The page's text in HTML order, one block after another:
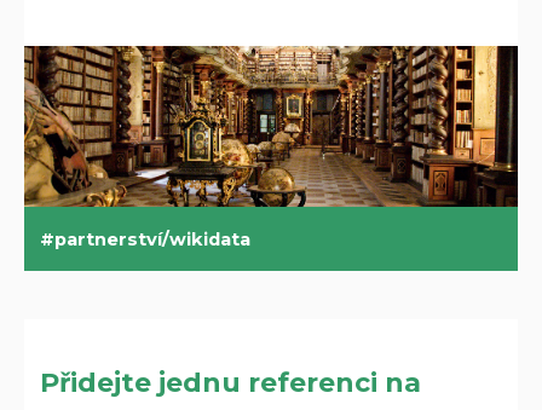
partnerství/wikidata
Přidejte jednu referenci na